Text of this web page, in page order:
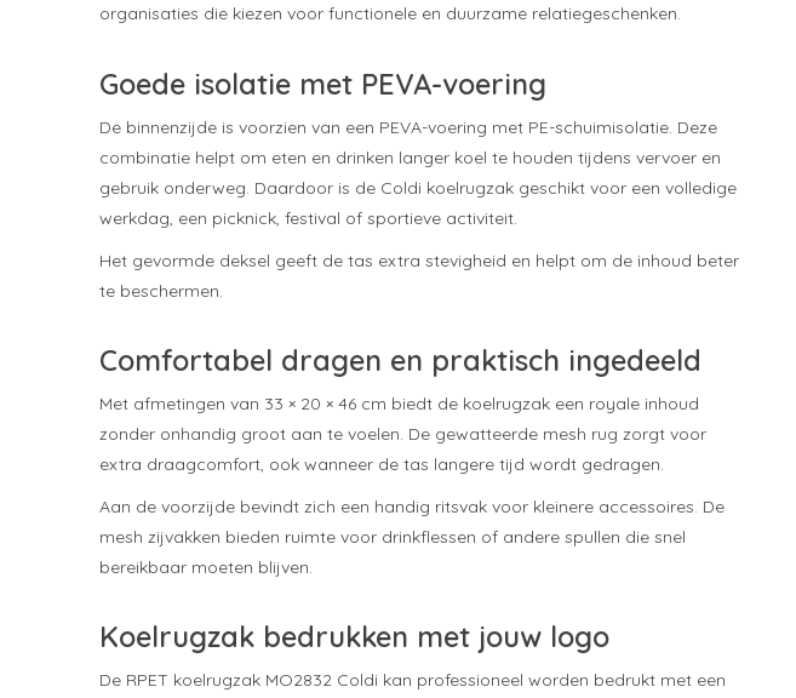
organisaties die kiezen voor functionele en duurzame relatiegeschenken.
Goede isolatie met PEVA-voering
De binnenzijde is voorzien van een PEVA-voering met PE-schuimisolatie. Deze
combinatie helpt om eten en drinken langer koel te houden tijdens vervoer en
gebruik onderweg. Daardoor is de Coldi koelrugzak geschikt voor een volledige
werkdag, een picknick, festival of sportieve activiteit.
Het gevormde deksel geeft de tas extra stevigheid en helpt om de inhoud beter
te beschermen.
Comfortabel dragen en praktisch ingedeeld
Met afmetingen van 33 × 20 × 46 cm biedt de koelrugzak een royale inhoud
zonder onhandig groot aan te voelen. De gewatteerde mesh rug zorgt voor
extra draagcomfort, ook wanneer de tas langere tijd wordt gedragen.
Aan de voorzijde bevindt zich een handig ritsvak voor kleinere accessoires. De
mesh zijvakken bieden ruimte voor drinkflessen of andere spullen die snel
bereikbaar moeten blijven.
Koelrugzak bedrukken met jouw logo
De RPET koelrugzak MO2832 Coldi kan professioneel worden bedrukt met een